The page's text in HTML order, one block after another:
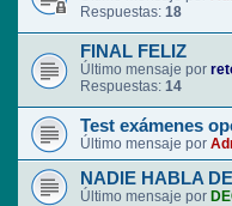
Respuestas: 18
FINAL FELIZ
Último mensaje por
Respuestas: 14
Test exámenes
Último mensaje por
NADIE HABLA
Último mensaje por